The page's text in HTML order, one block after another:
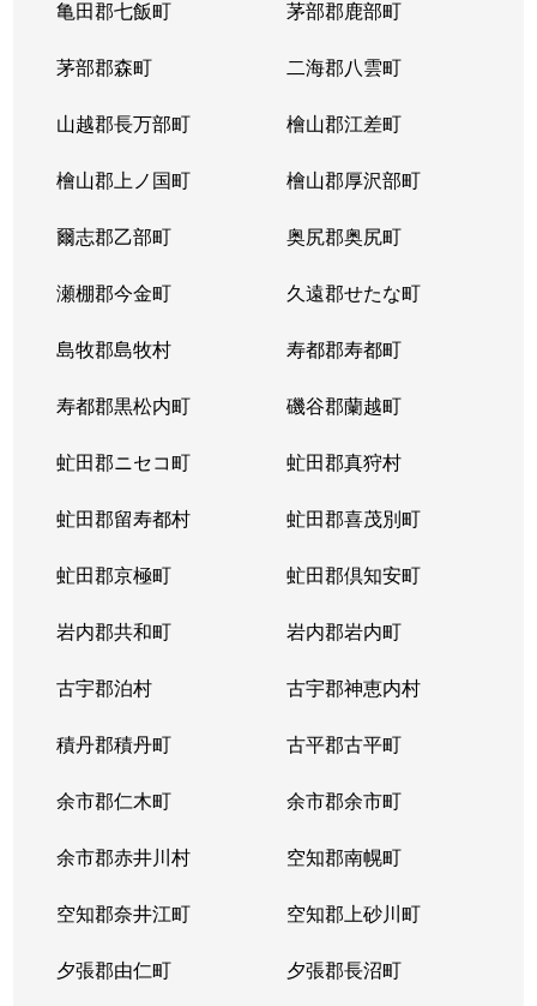
亀田郡七飯町 茅部郡鹿部町
茅部郡森町 二海郡八雲町
山越郡長万部町 檜山郡江差町
檜山郡上ノ国町 檜山郡厚沢部町
爾志郡乙部町 奥尻郡奥尻町
瀬棚郡今金町 久遠郡せたな町
島牧郡島牧村 寿都郡寿都町
寿都郡黒松内町 磯谷郡蘭越町
虻田郡ニセコ町 虻田郡真狩村
虻田郡留寿都村 虻田郡喜茂別町
虻田郡京極町 虻田郡倶知安町
岩内郡共和町 岩内郡岩内町
古宇郡泊村 古宇郡神恵内村
積丹郡積丹町 古平郡古平町
余市郡仁木町 余市郡余市町
余市郡赤井川村 空知郡南幌町
空知郡奈井江町 空知郡上砂川町
夕張郡由仁町 夕張郡長沼町